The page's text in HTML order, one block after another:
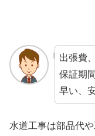
出張費
保証期
早い、
水道工事は部品代